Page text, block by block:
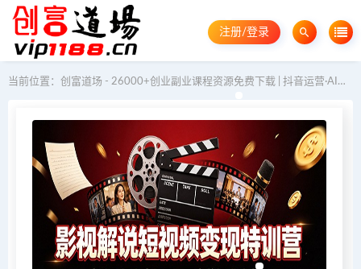
注册/登录
当前位置： 创富道场 - 26000+创业副业课程资源免费下载 | 抖音运营·AI教程·GEO优化